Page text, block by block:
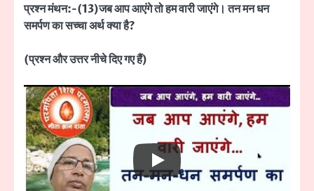
प्रश्न मंथन:-(13)जब आप आएंगे तो हम वारी जाएंगे। तन मन धन
समर्पण का सच्चा अर्थ क्या है?
(प्रश्न और उत्तर नीचे दिए गए हैं)